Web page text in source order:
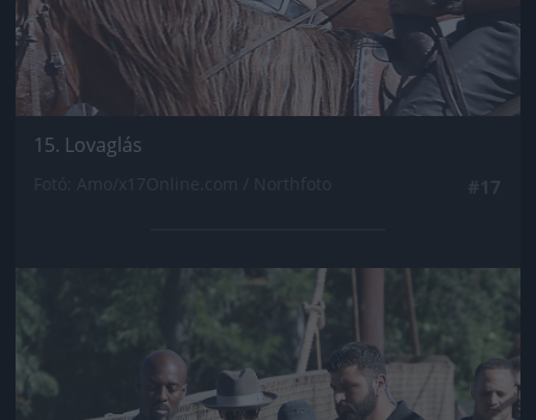
15. Lovaglás
Jön még kép!